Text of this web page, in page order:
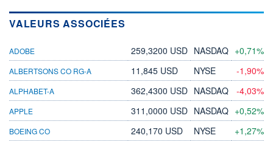
VALEURS ASSOCIÉES
ADOBE 259,3200 USD NASDAQ +0,71%
ALBERTSONS CO RG-A 11,845 USD NYSE -1,90%
ALPHABET-A 362,4300 USD NASDAQ -4,03%
APPLE 311,0000 USD NASDAQ +0,52%
BOEING CO 240,170 USD NYSE +1,27%